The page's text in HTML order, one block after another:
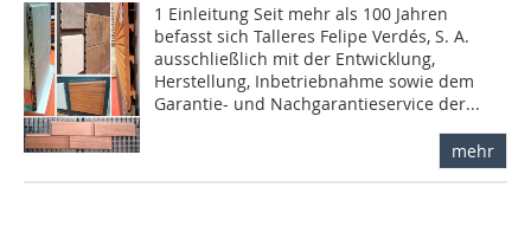
1 Einleitung Seit mehr als 100 Jahren
befasst sich Talleres Felipe Verdés, S. A.
ausschließlich mit der Entwicklung,
Herstellung, Inbetriebnahme sowie dem
Garantie- und Nachgarantieservice der...
mehr